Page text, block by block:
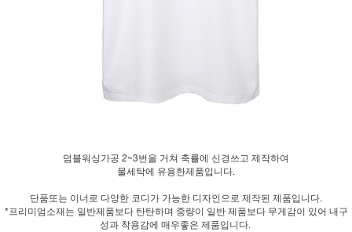
덤블워싱가공 2~3번을 거쳐 축률에 신경쓰고 제작하여
물세탁에 유용한제품입니다.
단품또는 이너로 다양한 코디가 가능한 디자인으로 제작된 제품입니다.
*프리미엄소재는 일반제품보다 탄탄하며 중량이 일반 제품보다 무게감이 있어 내구
성과 착용감에 매우좋은 제품입니다.